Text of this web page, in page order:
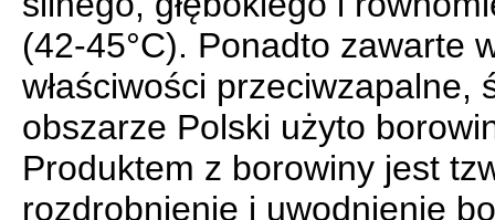
(42-45°C). Ponadto zawarte
właściwości
obszarze Polski użyto
Produktem z borowiny jest
rozdrobnienie i uwodnienie